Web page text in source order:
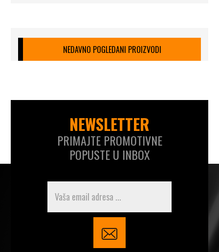
NEDAVNO POGLEDANI PROIZVODI
NEWSLETTER
PRIMAJTE PROMOTIVNE
POPUSTE U INBOX